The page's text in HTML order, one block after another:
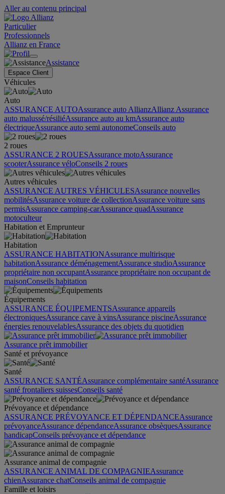
Aller au contenu principal
Particulier
Professionnels
Allianz en France
Assistance
Espace Client
Véhicules
Auto
ASSURANCE AUTOAssurance auto AllianzAllianz Assurance
auto malussé/résiliéAssurance auto au kmAssurance auto
électriqueAssurance auto semi autonomeConseils auto
2 roues
ASSURANCE 2 ROUESAssurance motoAssurance
scooterAssurance véloConseils 2 roues
Autres véhicules
ASSURANCE AUTRES VÉHICULESAssurance nouvelles
mobilitésAssurance voiture de collectionAssurance voiture sans
permisAssurance camping-carAssurance quadAssurance
motoculteur
Habitation et Emprunteur
Habitation
ASSURANCE HABITATIONAssurance multirisque
habitationAssurance déménagementAssurance studioAssurance
propriétaire non occupantAssurance propriétaire non occupant de
maisonConseils habitation
Équipements
ASSURANCE ÉQUIPEMENTSAssurance appareils
électroniquesAssurance cave à vinsAssurance piscineAssurance
énergies renouvelablesAssurance des objets du quotidien
Assurance prêt immobilier
Santé et prévoyance
Santé
ASSURANCE SANTÉAssurance complémentaire santéAssurance
santé frontaliers suissesConseils santé
Prévoyance et dépendance
ASSURANCE PRÉVOYANCE ET DÉPENDANCEAssurance
prévoyanceAssurance dépendanceAssurance obsèquesAssurance
handicapConseils prévoyance et dépendance
Assurance animal de compagnie
ASSURANCE ANIMAL DE COMPAGNIEAssurance
chienAssurance chatConseils animal de compagnie
Famille et loisirs